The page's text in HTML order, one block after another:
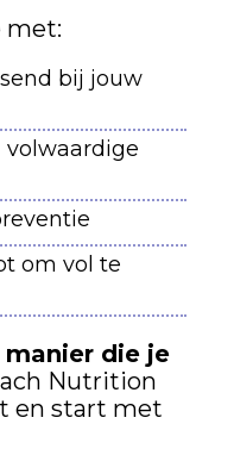
met:
bij jouw
om vol te
die je
Nutrition
en start met